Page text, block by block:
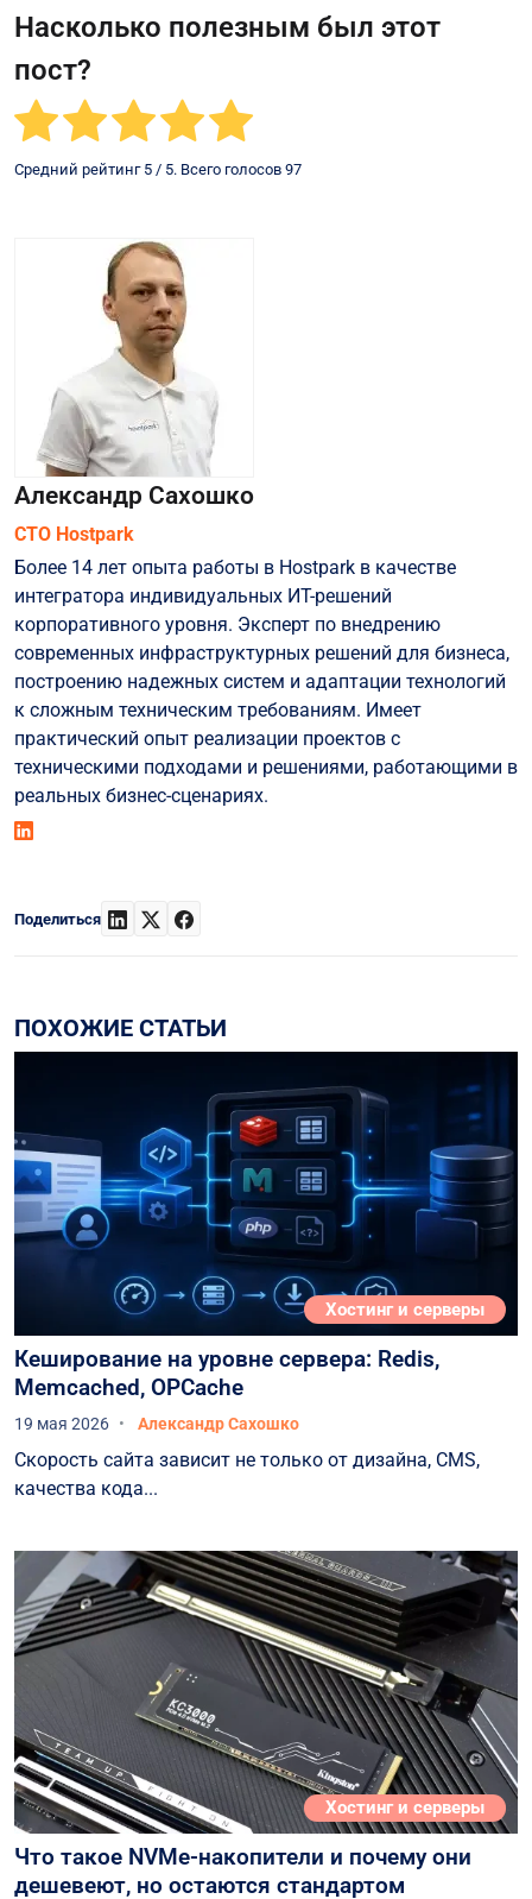
Насколько полезным был этот
пост?
Средний рейтинг 5 / 5. Всего голосов 97
Александр Сахошко
СТО Hostpark
Более 14 лет опыта работы в Hostpark в качестве
интегратора индивидуальных ИТ-решений
корпоративного уровня. Эксперт по внедрению
современных инфраструктурных решений для бизнеса,
построению надежных систем и адаптации технологий
к сложным техническим требованиям. Имеет
практический опыт реализации проектов с
техническими подходами и решениями, работающими в
реальных бизнес-сценариях.
Поделиться
ПОХОЖИЕ СТАТЬИ
Хостинг и серверы
Кеширование на уровне сервера: Redis,
Memcached, OPCache
19 мая 2026 Александр Сахошко
Скорость сайта зависит не только от дизайна, CMS,
качества кода...
Хостинг и серверы
Что такое NVMe-накопители и почему они
дешевеют, но остаются стандартом